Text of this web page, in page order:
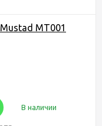
MT001
В наличии